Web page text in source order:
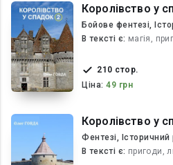
Королівство у
Бойове фентезі,
В текcті є: магія,
210 стор.
Ціна: 49 грн
Королівство у
Фентезі,
В текcті є: пригоди,